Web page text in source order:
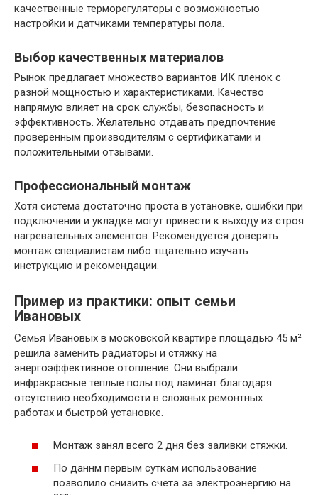
качественные терморегуляторы с возможностью
настройки и датчиками температуры пола.
Выбор качественных материалов
Рынок предлагает множество вариантов ИК пленок с
разной мощностью и характеристиками. Качество
напрямую влияет на срок службы, безопасность и
эффективность. Желательно отдавать предпочтение
проверенным производителям с сертификатами и
положительными отзывами.
Профессиональный монтаж
Хотя система достаточно проста в установке, ошибки при
подключении и укладке могут привести к выходу из строя
нагревательных элементов. Рекомендуется доверять
монтаж специалистам либо тщательно изучать
инструкцию и рекомендации.
Пример из практики: опыт семьи
Ивановых
Семья Ивановых в московской квартире площадью 45 м²
решила заменить радиаторы и стяжку на
энергоэффективное отопление. Они выбрали
инфракрасные теплые полы под ламинат благодаря
отсутствию необходимости в сложных ремонтных
работах и быстрой установке.
Монтаж занял всего 2 дня без заливки стяжки.
По даннм первым суткам использование
позволило снизить счета за электроэнергию на